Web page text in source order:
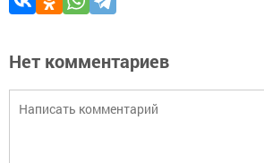
Нет комментариев